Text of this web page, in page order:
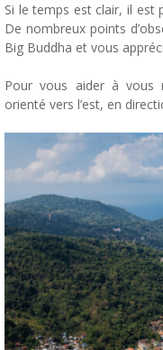
Si le temps est clair, il est
De nombreux points
Big Buddha et vous
Pour vous aider à vous
orienté vers l’est, en